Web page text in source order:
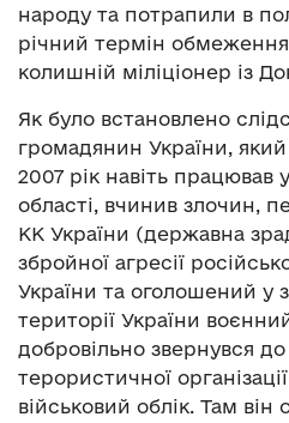
народу та потрапили в
річний термін
колишній міліціонер із
Як було встановлено
громадянин України,
2007 рік навіть працював
області, вчинив злочин,
КК України (державна
збройної агресії
України та оголошений у
території України
добровільно звернувся до
терористичної
військовий облік. Там він